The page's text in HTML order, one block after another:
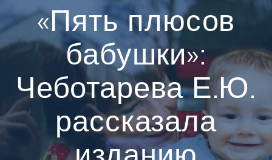
«Пять плюсов
бабушки»:
Чеботарева Е.Ю.
рассказала